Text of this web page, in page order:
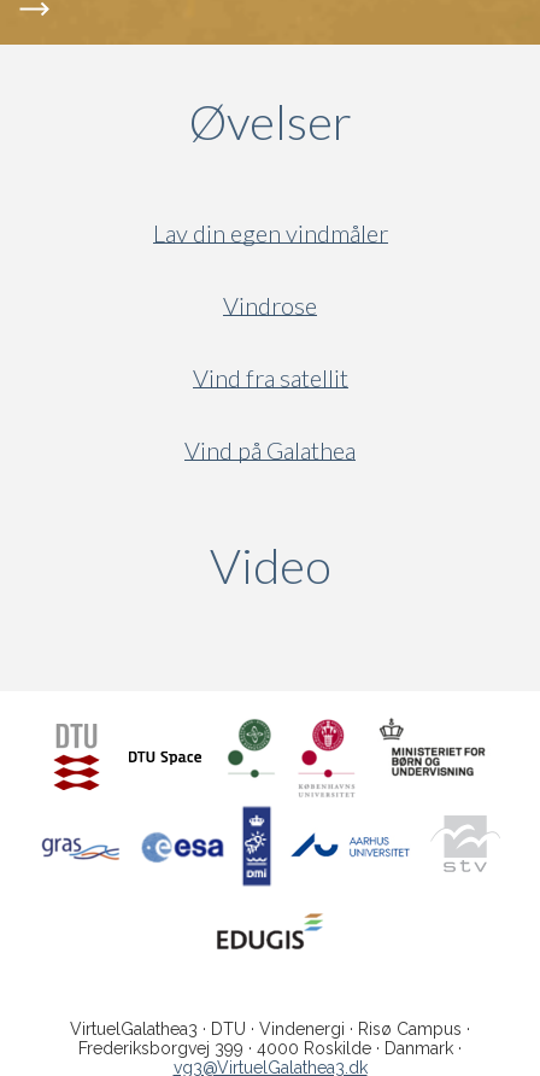
Øvelser
Lav din egen vindmåler
Vindrose
Vind fra satellit
Vind på Galathea
Video
VirtuelGalathea3 · DTU · Vindenergi · Risø Campus ·
Frederiksborgvej 399 · 4000 Roskilde · Danmark ·
vg3@VirtuelGalathea3.dk